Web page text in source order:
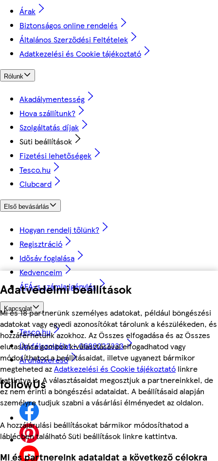
Adatvédelmi beállítások
Mi és 18 partnerünk személyes adatokat, például böngészési
adatokat vagy egyedi azonosítókat tárolunk a készülékeden, és
hozzáférhetünk azokhoz. Az Összes elfogadása és az Összes
elutasítása gombok kiválasztásával elfogadhatod vagy
módosíthatod a beállításaidat, illetve ugyanezt bármikor
megteheted azAdatkezelési és Cookie tájékoztató linkre
kattintva is. A választásaidat megosztjuk a partnereinkkel, de
ez nem érinti a böngészési adataidat. A beállításaid alapján
személyre tudjuk szabni a vásárlási élményedet az oldalon.
A hozzájárulási beállításokat bármikor módosíthatod a
láblécben található Süti beállítások linkre kattintva.
Mi és partnereink adataidat a következő célokra
Árak
Biztonságos online rendelés
Általános Szerződési Feltételek
Adatkezelési és Cookie tájékoztató
Rólunk
Akadálymentesség
Hova szállítunk?
Szolgáltatás díjak
Süti beállítások
Fizetési lehetőségek
Tesco.hu
Clubcard
Első bevásárlás
Hogyan rendelj tőlünk?
Regisztráció
Idősáv foglalása
Kedvenceim
ÁFÁ-s számla igénylés
Kapcsolat
Tesco.hu
Ügyfélszolgálat - 0680222333
Áruházkereső
followUs